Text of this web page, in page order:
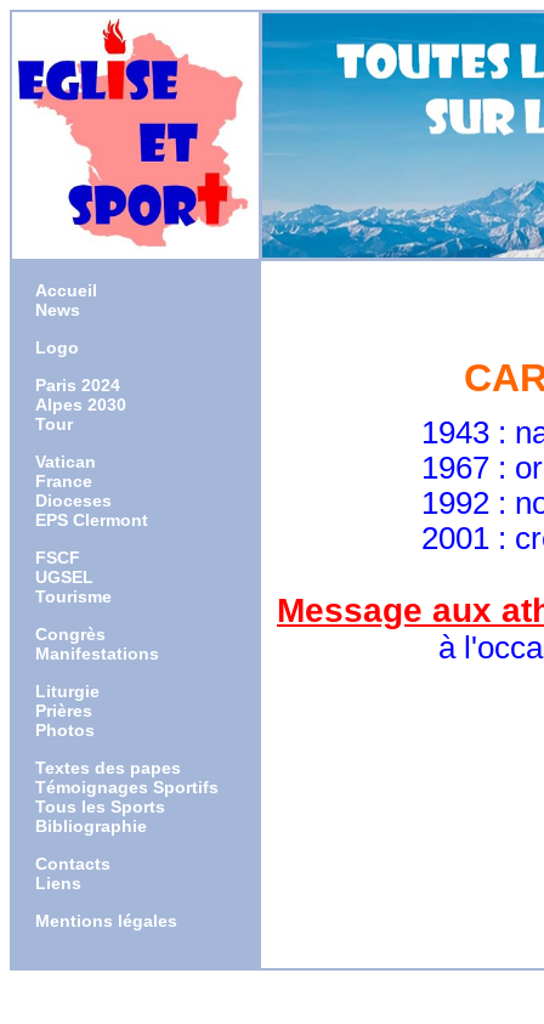
Accueil
News
Logo
Paris 2024
Alpes 2030
Tour
Vatican
France
Dioceses
EPS Clermont
FSCF
UGSEL
Tourisme
Congrès
Manifestations
Liturgie
Prières
Photos
Textes des papes
Témoignages Sportifs
Tous les Sports
Bibliographie
Contacts
Liens
Mentions légales
1943 :
1967 :
1992 :
2001 : créé
Message aux
à l'occasion